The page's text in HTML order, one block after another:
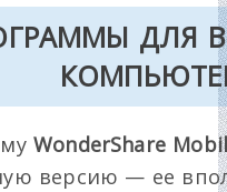
ДЛЯ
WonderShare
версию — ее